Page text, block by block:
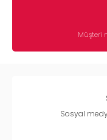
Müşteri
Sosyal